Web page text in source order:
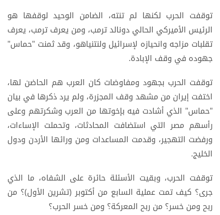
توقفت الحرب لكنها لم تنته، الضامن الوحيد لوقفها هو
الرئيس الأميركي الحالي دونالد ترمب، ومن يعرف ترمب، يعرف
تقلبات مزاجه وانحيازه لإسرائيل ولنتنياهو، وقد ثمنت "حماس"
جهوده في وقف الإبادة.
توقفت الحرب بجهود ومفاوضات كان العرب هم الحاضن لها،
اختفت إيران من مشهد وقف المجزرة، ولم يرد ذكرها في بيان
"حماس" الذي أشادت فيه بإخوتها من العرب وشكرتهم وعلى
رأسهم مصر التي استضافت المحادثات، وتحملت الإساءات،
ورفضت التهجير، وقدمت المساعدات ومن ورائها الأردن ودول
الخليج.
توقفت الحرب، وبقيت الأسئلة حائرة على الشفاه، ما الذي
جرى؟ كيف تمت عملية السابع من أكتوبر (تشرين الأول)؟ من
ربح ومن خسر؟ من ربح المعركة؟ ومن خسر الحرب؟